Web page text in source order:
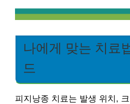
나에게 맞는 치료
드
피지낭종 치료는 발생 위치,